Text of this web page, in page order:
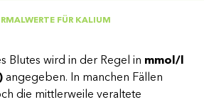
FÜR KALIUM
Blutes wird in der Regel in mmol/l
angegeben. In manchen Fällen
die mittlerweile veraltete